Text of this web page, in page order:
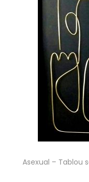
Asexual – Tablou